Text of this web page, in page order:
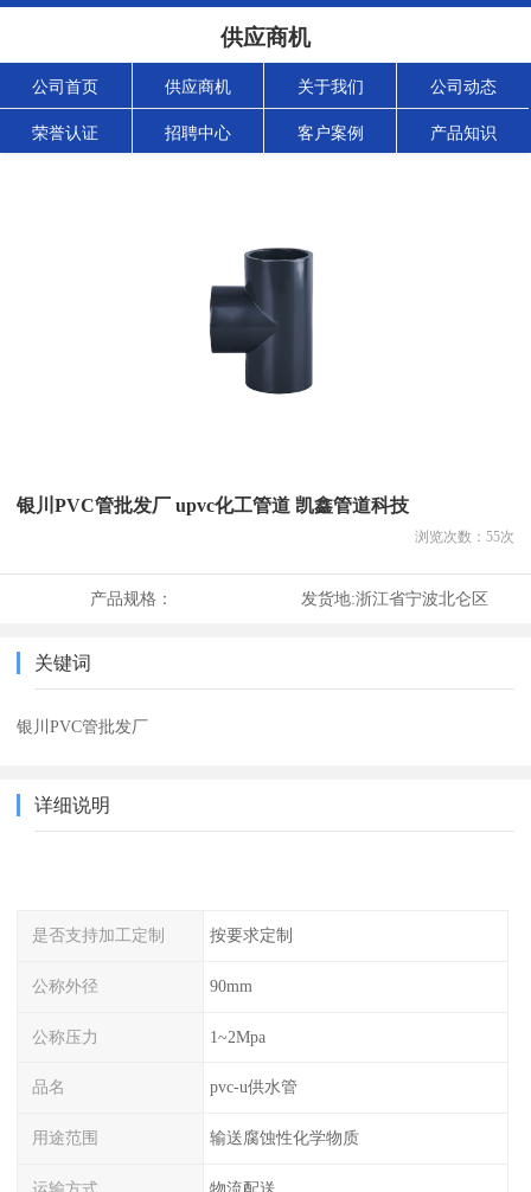
供应商机
公司首页 供应商机 关于我们 公司动态
荣誉认证 招聘中心 客户案例 产品知识
银川PVC管批发厂 upvc化工管道 凯鑫管道科技
浏览次数： 55次
产品规格： 发货地:浙江省宁波北仑区
关键词
银川PVC管批发厂
详细说明
是否支持加工定制 按要求定制
公称外径 90mm
公称压力 1~2Mpa
品名 pvc-u供水管
用途范围 输送腐蚀性化学物质